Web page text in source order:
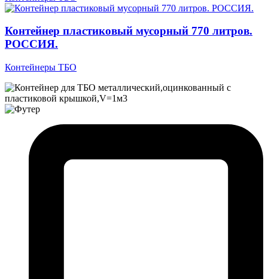
Контейнер пластиковый мусорный 770 литров.
РОССИЯ.
Контейнеры ТБО